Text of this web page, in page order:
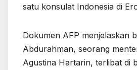
satu konsulat Indonesia di
Dokumen AFP menjelaskan
Abdurahman, seorang
Agustina Hartarin, terlibat di